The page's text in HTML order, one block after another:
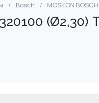
588
/ Bosch / MOSKON
(Ø2,30)